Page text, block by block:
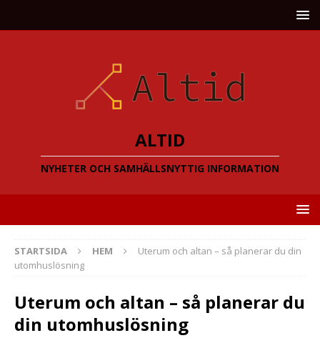
ALTID
NYHETER OCH SAMHÄLLSNYTTIG INFORMATION
STARTSIDA HEM
Uterum och altan – så planerar du din
utomhuslösning
Uterum och altan – så planerar du
din utomhuslösning